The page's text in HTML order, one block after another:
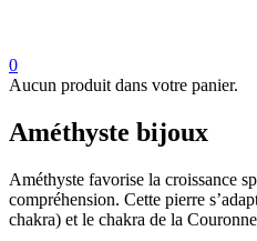
0
Aucun produit dans votre panier.
Améthyste bijoux
Améthyste favorise la croissance
compréhension. Cette pierre
chakra) et le chakra de la